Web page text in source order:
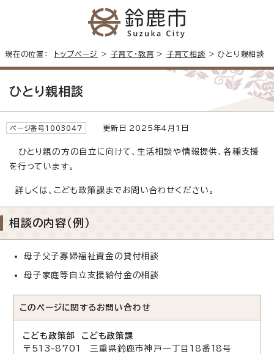
現在の位置： トップページ > 子育て・教育 > 子育て相談 > ひとり親相談
ひとり親相談
ページ番号1003047 更新日 2025年4月1日
ひとり親の方の自立に向けて、生活相談や情報提供、各種支援
を行っています。
詳しくは、こども政策課までお問い合わせください。
相談の内容（例）
母子父子寡婦福祉資金の貸付相談
母子家庭等自立支援給付金の相談
このページに関する お問い合わせ
こども政策部 こども政策課
〒513-8701 三重県鈴鹿市神戸一丁目18番18号